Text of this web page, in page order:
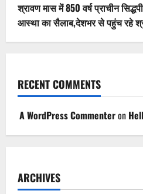
श्रावण मास में 850 वर्ष प्राचीन
आस्था का सैलाब,देशभर से पहुंच रहे
RECENT COMMENTS
A WordPress Commenteron
ARCHIVES